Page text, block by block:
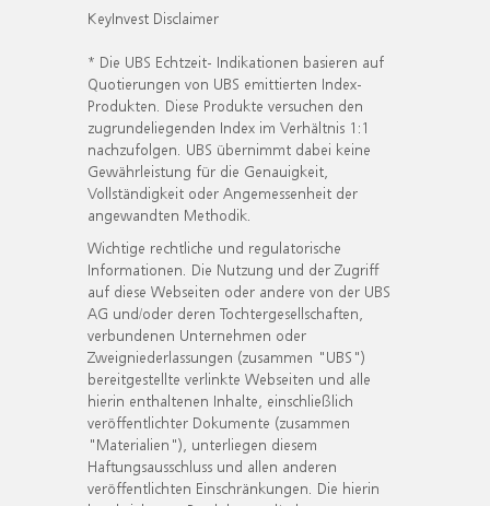
KeyInvest Disclaimer
* Die UBS Echtzeit- Indikationen basieren auf
Quotierungen von UBS emittierten Index-
Produkten. Diese Produkte versuchen den
zugrundeliegenden Index im Verhältnis 1:1
nachzufolgen. UBS übernimmt dabei keine
Gewährleistung für die Genauigkeit,
Vollständigkeit oder Angemessenheit der
angewandten Methodik.
Wichtige rechtliche und regulatorische
Informationen. Die Nutzung und der Zugriff
auf diese Webseiten oder andere von der UBS
AG und/oder deren Tochtergesellschaften,
verbundenen Unternehmen oder
Zweigniederlassungen (zusammen "UBS")
bereitgestellte verlinkte Webseiten und alle
hierin enthaltenen Inhalte, einschließlich
veröffentlichter Dokumente (zusammen
"Materialien"), unterliegen diesem
Haftungsausschluss und allen anderen
veröffentlichten Einschränkungen. Die hierin